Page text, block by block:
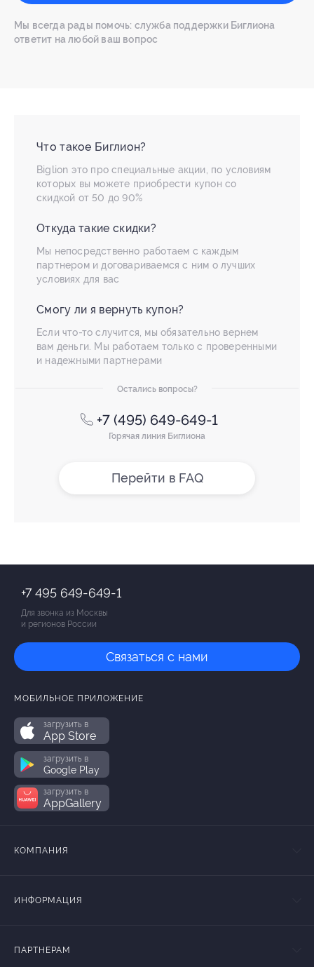
Мы всегда рады помочь: служба поддержки Биглиона
ответит на любой ваш вопрос
Что такое Биглион?
Biglion это про специальные акции, по условиям
которых вы можете приобрести купон со
скидкой от 50 до 90%
Откуда такие скидки?
Мы непосредственно работаем с каждым
партнером и договариваемся с ним о лучших
условиях для вас
Смогу ли я вернуть купон?
Если что-то случится, мы обязательно вернем
вам деньги. Мы работаем только с проверенными
и надежными партнерами
Остались вопросы?
+7 (495) 649-649-1
Горячая линия Биглиона
Перейти в FAQ
+7 495 649-649-1
Для звонка из Москвы
и регионов России
Связаться с нами
МОБИЛЬНОЕ ПРИЛОЖЕНИЕ
загрузить в
App Store
загрузить в
Google Play
загрузить в
AppGallery
КОМПАНИЯ
ИНФОРМАЦИЯ
ПАРТНЕРАМ